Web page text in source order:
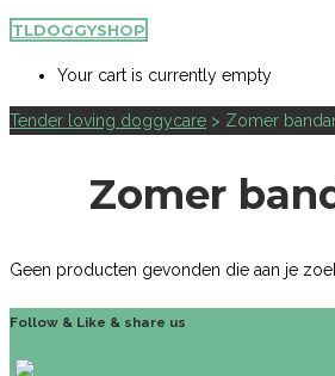
TLDOGGYSHOP
Your cart is currently empty
Tender loving doggycare > Zomer
Zomer
Geen producten gevonden die aan je
Follow & Like & share us